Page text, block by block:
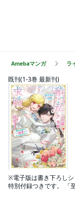
Amebaマンガ ラ
既刊(1-3巻 最新刊)
※電子版は書き下ろし
特別付録つきです。 「至急、婿を見つけ帰郷せよ」 魔法局技術課で仕事漬け